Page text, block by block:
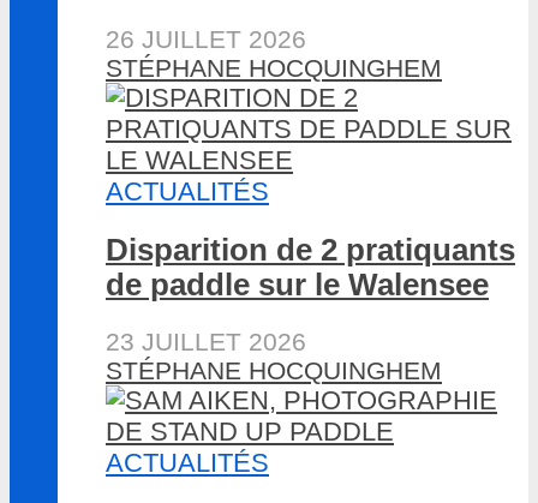
26 JUILLET 2026
STÉPHANE HOCQUINGHEM
ACTUALITÉS
Disparition de 2 pratiquants
de paddle sur le Walensee
23 JUILLET 2026
STÉPHANE HOCQUINGHEM
ACTUALITÉS